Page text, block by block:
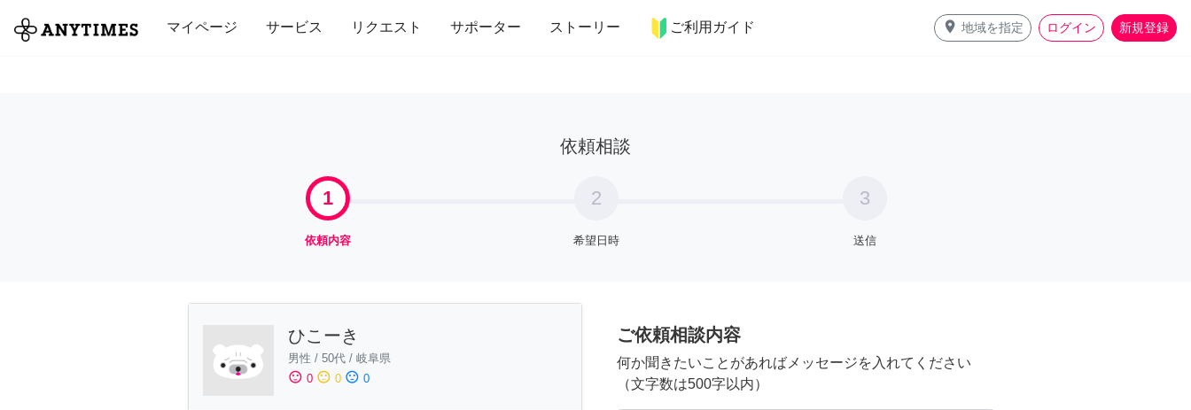
マイページ サービス リクエスト サポーター ストーリー ご利用ガイド place 地域を指定 ログイン 新規登録
全て 修理・組立 家事 引っ越し インテリア 趣味・習い事 ペット 料理
依頼相談
1
依頼内容
2
希望日時
3
送信
ひこーき
男性 / 50代 / 岐阜県
sentiment_satisfied 0 sentiment_neutral 0 sentiment_dissatisfied 0
ご依頼相談内容
何か聞きたいことがあればメッセージを入れてください
（文字数は500字以内）